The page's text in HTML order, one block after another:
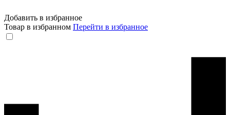
Добавить в избранное
Товар в избранном Перейти в избранное